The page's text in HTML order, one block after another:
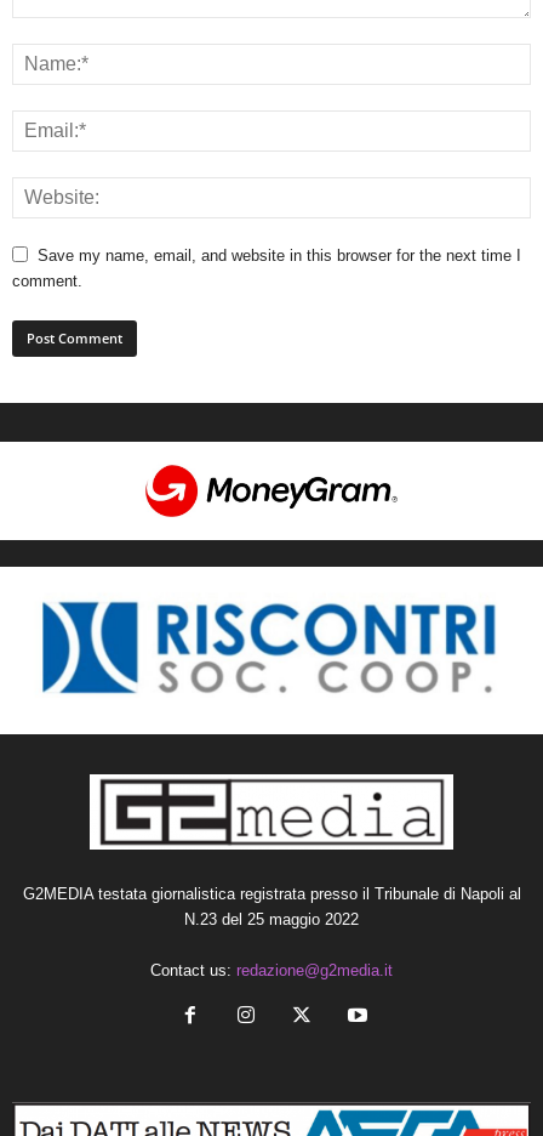
Save my name, email, and website in this browser for the next time I
comment.
G2MEDIA testata giornalistica registrata presso il Tribunale di Napoli al
N.23 del 25 maggio 2022
Contact us: redazione@g2media.it